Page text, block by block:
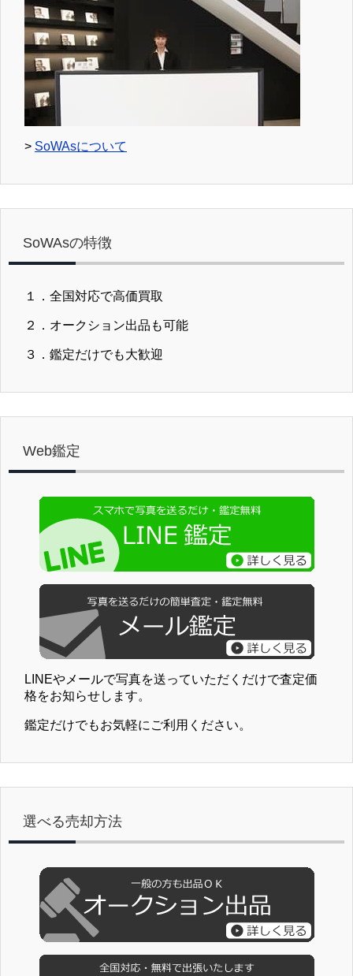
> SoWAsについて
SoWAsの特徴
１．全国対応で高価買取
２．オークション出品も可能
３．鑑定だけでも大歓迎
Web鑑定
LINEやメールで写真を送っていただくだけで査定価
格をお知らせします。
鑑定だけでもお気軽にご利用ください。
選べる売却方法